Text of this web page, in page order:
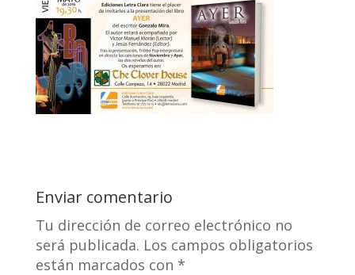
Enviar comentario
Tu dirección de correo electrónico no
será publicada. Los campos obligatorios
están marcados con *